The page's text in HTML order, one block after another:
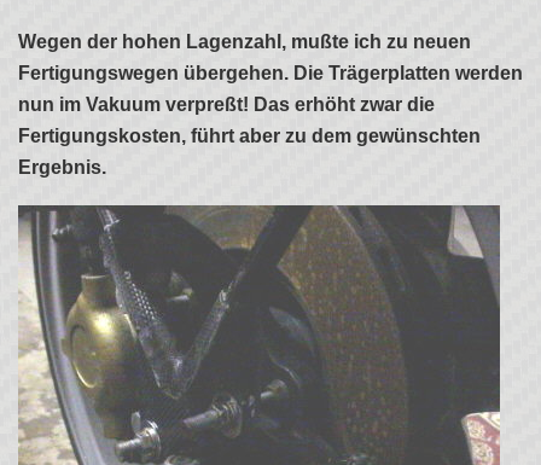
Wegen der hohen Lagenzahl, mußte ich zu neuen
Fertigungswegen übergehen. Die Trägerplatten werden
nun im Vakuum verpreßt! Das erhöht zwar die
Fertigungskosten, führt aber zu dem gewünschten
Ergebnis.